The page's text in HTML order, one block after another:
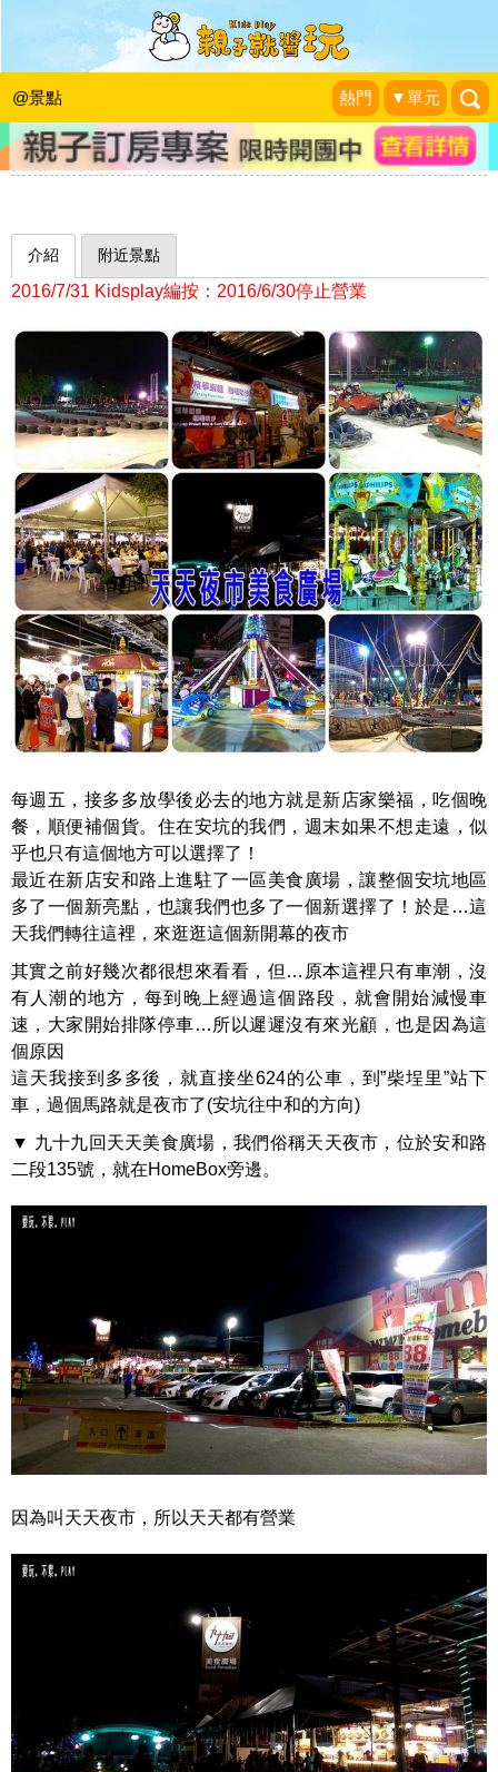
@景點 熱門 ▼單元
嗨翻了！南洋風情概念夜市，竟有小型
遊樂園？！新店九十九回天天美食廣場
(已歇業)
愛玩。不累。PLAY|2015-10-01
介紹 附近景點
2016/7/31 Kidsplay編按：2016/6/30停止營業
每週五，接多多放學後必去的地方就是新店家樂福，吃個晚
餐，順便補個貨。住在安坑的我們，週末如果不想走遠，似
乎也只有這個地方可以選擇了！
最近在新店安和路上進駐了一區美食廣場，讓整個安坑地區
多了一個新亮點，也讓我們也多了一個新選擇了！於是…這
天我們轉往這裡，來逛逛這個新開幕的夜市
其實之前好幾次都很想來看看，但…原本這裡只有車潮，沒
有人潮的地方，每到晚上經過這個路段，就會開始減慢車
速，大家開始排隊停車…所以遲遲沒有來光顧，也是因為這
個原因
這天我接到多多後，就直接坐624的公車，到”柴埕里”站下
車，過個馬路就是夜市了(安坑往中和的方向)
▼ 九十九回天天美食廣場，我們俗稱天天夜市，位於安和路
二段135號，就在HomeBox旁邊。
因為叫天天夜市，所以天天都有營業